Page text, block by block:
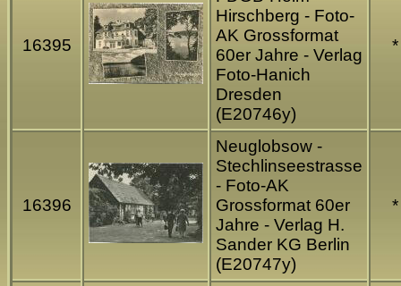
16395
Hirschberg - Foto-
AK Grossformat
60er Jahre - Verlag
Foto-Hanich
Dresden
(E20746y)
*
16396
Neuglobsow -
Stechlinseestrasse
- Foto-AK
Grossformat 60er
Jahre - Verlag H.
Sander KG Berlin
(E20747y)
*